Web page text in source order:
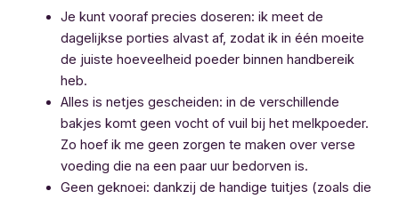
Je kunt vooraf precies doseren: ik meet de
dagelijkse porties alvast af, zodat ik in één moeite
de juiste hoeveelheid poeder binnen handbereik
heb.
Alles is netjes gescheiden: in de verschillende
bakjes komt geen vocht of vuil bij het melkpoeder.
Zo hoef ik me geen zorgen te maken over verse
voeding die na een paar uur bedorven is.
Geen geknoei: dankzij de handige tuitjes (zoals die